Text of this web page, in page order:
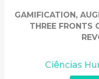
GAMIFICATION,
THREE FRONTS
Ciências